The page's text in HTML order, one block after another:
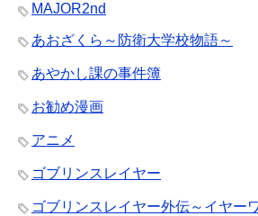
MAJOR2nd
あおざくら～防衛大学校物語～
あやかし課の事件簿
お勧め漫画
アニメ
ゴブリンスレイヤー
ゴブリンスレイヤー外伝～イヤー